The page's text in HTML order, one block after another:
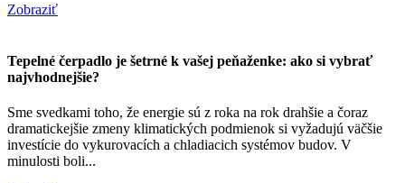
Zobraziť
Tepelné čerpadlo je šetrné k vašej peňaženke: ako si vybrať
najvhodnejšie?
Sme svedkami toho, že energie sú z roka na rok drahšie a čoraz
dramatickejšie zmeny klimatických podmienok si vyžadujú väčšie
investície do vykurovacích a chladiacich systémov budov. V
minulosti boli...